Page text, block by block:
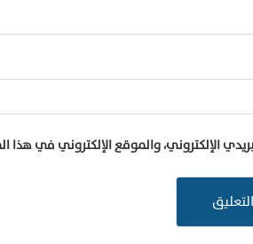
الإلكتروني، والموقع الإلكتروني في هذا